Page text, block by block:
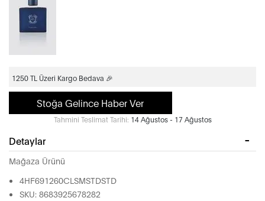
1250 TL Üzeri Kargo Bedava 🎉
Stoğa Gelince Haber Ver
Tahmini Teslimat Tarihi: 14 Ağustos - 17 Ağustos
Detaylar
Mağaza Ürünü
4HF691260CLSMSTDSTD
SKU: 8683925678282